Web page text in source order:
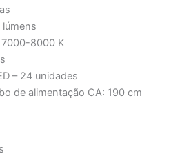
7000-8000 K
– 24 unidades
de alimentação CA: 190 cm